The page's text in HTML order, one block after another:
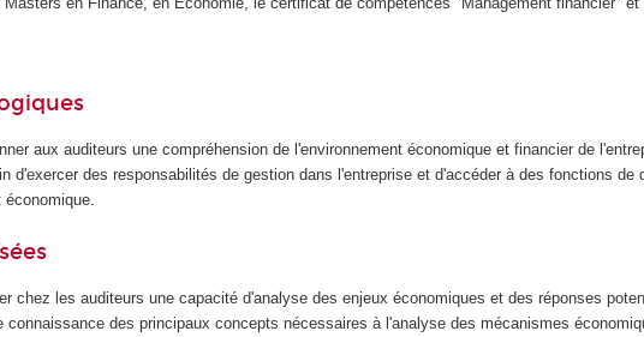
aux auditeurs une compréhension de l'environnement économique et financier de
d'exercer des responsabilités de gestion dans l'entreprise et d'accéder à des fonctions de
économique.
chez les auditeurs une capacité d'analyse des enjeux économiques et des réponses
connaissance des principaux concepts nécessaires à l'analyse des mécanismes